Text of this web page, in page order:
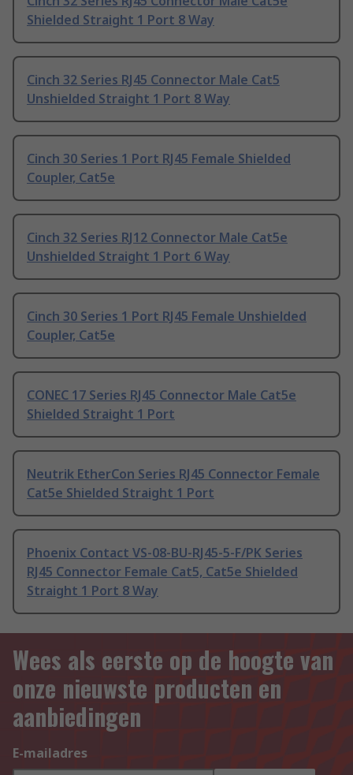
Shielded Straight 1 Port 8 Way
Cinch 32 Series RJ45 Connector Male Cat5
Unshielded Straight 1 Port 8 Way
Cinch 30 Series 1 Port RJ45 Female Shielded
Coupler, Cat5e
Cinch 32 Series RJ12 Connector Male Cat5e
Unshielded Straight 1 Port 6 Way
Cinch 30 Series 1 Port RJ45 Female Unshielded
Coupler, Cat5e
CONEC 17 Series RJ45 Connector Male Cat5e
Shielded Straight 1 Port
Neutrik EtherCon Series RJ45 Connector Female
Cat5e Shielded Straight 1 Port
Phoenix Contact VS-08-BU-RJ45-5-F/PK Series
RJ45 Connector Female Cat5, Cat5e Shielded
Straight 1 Port 8 Way
Wees als eerste op de hoogte van
onze nieuwste producten en
aanbiedingen
E-mailadres